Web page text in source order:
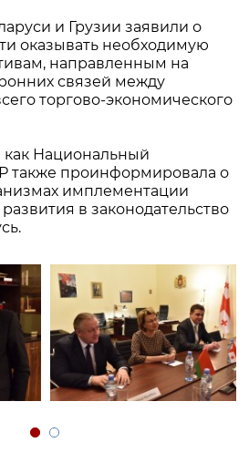
и Грузии заявили о
оказывать необходимую
направленным на
связей между
торгово-экономического
Национальный
также проинформировала о
имплементации
в законодательство